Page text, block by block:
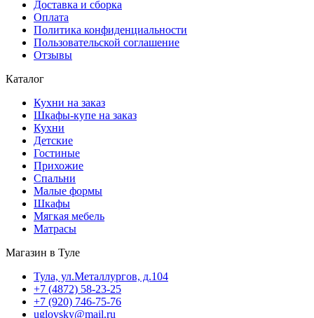
Доставка и сборка
Оплата
Политика конфиденциальности
Пользовательской соглашение
Отзывы
Каталог
Кухни на заказ
Шкафы-купе на заказ
Кухни
Детские
Гостиные
Прихожие
Спальни
Малые формы
Шкафы
Мягкая мебель
Матрасы
Магазин в Туле
Тула, ул.Металлургов, д.104
+7 (4872) 58-23-25
+7 (920) 746-75-76
uglovsky@mail.ru